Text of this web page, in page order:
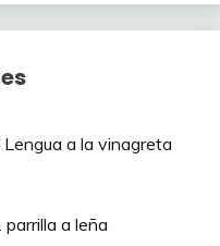
a la vinagreta
parrilla a leña